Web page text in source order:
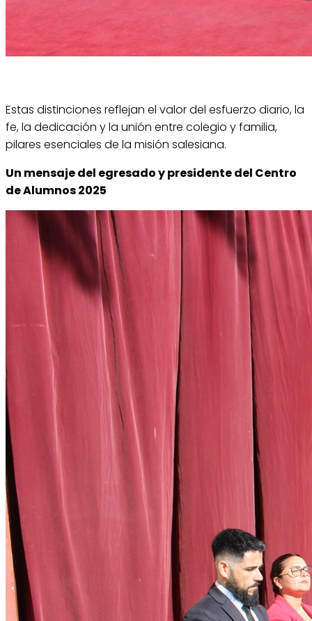
Estas distinciones reflejan el valor del esfuerzo diario, la
fe, la dedicación y la unión entre colegio y familia,
pilares esenciales de la misión salesiana.
Un mensaje del egresado y presidente del Centro
de Alumnos 2025